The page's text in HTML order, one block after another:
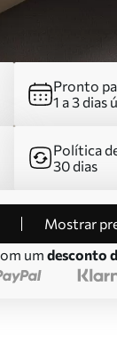
Pronto
1 a 3 dias
Política
30 dias
Mostrar
um desconto